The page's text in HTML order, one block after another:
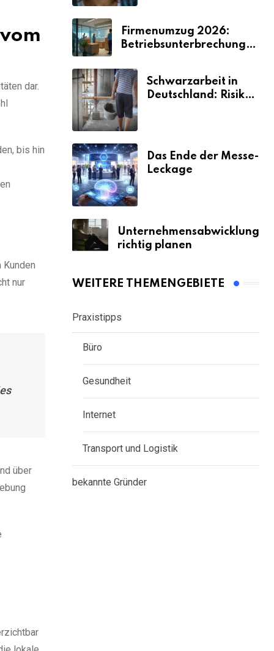
dar.
bis hin
nur
über
Firmenumzug 2026:
Betriebsunterbrechungen
Schwarzarbeit in
Deutschland: Risiken
Das Ende der Messe-
Leckage
Unternehmensabwicklung
richtig planen
WEITERE THEMENGEBIETE
Praxistipps
Büro
Gesundheit
Internet
Transport und Logistik
bekannte Gründer